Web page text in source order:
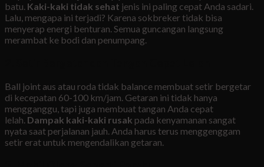
batu. Kaki-kaki tidak sehat jenis ini paling cepat Anda sadari.
Lalu, mengapa ini terjadi? Karena sokbreker tidak bisa
menyerap energi benturan. Semua guncangan langsung
merambat ke bodi dan penumpang.
Ball joint aus atau roda tidak balance membuat setir bergetar
di kecepatan 60-100 km/jam. Getaran ini tidak hanya
mengganggu, tapi juga membuat tangan Anda cepat
lelah. Dampak kaki-kaki rusak pada kenyamanan sangat
nyata saat perjalanan jauh. Anda harus terus menggenggam
setir erat untuk mengendalikan getaran.